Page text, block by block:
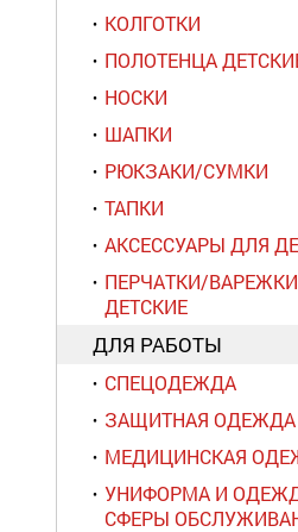
КОЛГОТКИ
ПОЛОТЕНЦА
НОСКИ
ШАПКИ
РЮКЗАКИ/СУМКИ
ТАПКИ
АКСЕССУАРЫ ДЛЯ
ПЕРЧАТКИ/ВАРЕЖКИ
ДЕТСКИЕ
ДЛЯ РАБОТЫ
СПЕЦОДЕЖДА
ЗАЩИТНАЯ ОДЕЖДА
МЕДИЦИНСКАЯ
УНИФОРМА И
СФЕРЫ